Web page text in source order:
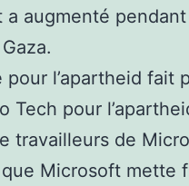
a augmenté
pour l’apartheid fait
Tech pour
travailleurs de
Microsoft mette